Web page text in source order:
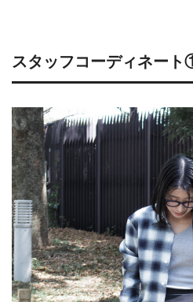
スタッフコーディネー